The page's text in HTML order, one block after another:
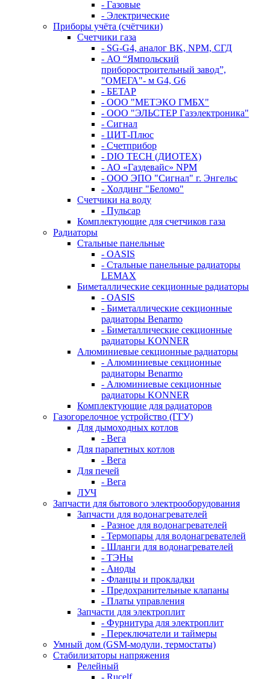
- Газовые
- Электрические
Приборы учёта (счётчики)
Счетчики газа
- SG-G4, аналог BK, NPM, СГД
- АО “Ямпольский
приборостроительный завод”,
"ОМЕГА"- м G4, G6
- БЕТАР
- ООО "МЕТЭКО ГМБХ"
- ООО "ЭЛЬСТЕР Газэлектроника"
- Сигнал
- ЦИТ-Плюс
- Счетприбор
- DIO TECH (ДИОТЕХ)
- АО «Газдевайс» NPM
- ООО ЭПО "Сигнал" г. Энгельс
- Холдинг "Беломо"
Счетчики на воду
- Пульсар
Комплектующие для счетчиков газа
Радиаторы
Стальные панельные
- OASIS
- Стальные панельные радиаторы
LEMAX
Биметаллические секционные радиаторы
- OASIS
- Биметаллические секционные
радиаторы Benarmo
- Биметаллические секционные
радиаторы KONNER
Алюминиевые секционные радиаторы
- Алюминиевые секционные
радиаторы Benarmo
- Алюминиевые секционные
радиаторы KONNER
Комплектующие для радиаторов
Газогорелочное устройство (ГГУ)
Для дымоходных котлов
- Вега
Для парапетных котлов
- Вега
Для печей
- Вега
ЛУЧ
Запчасти для бытового электрооборудования
Запчасти для водонагревателей
- Разное для водонагревателей
- Термопары для водонагревателей
- Шланги для водонагревателей
- ТЭНы
- Аноды
- Фланцы и прокладки
- Предохранительные клапаны
- Платы управления
Запчасти для электроплит
- Фурнитура для электроплит
- Переключатели и таймеры
Умный дом (GSM-модули, термостаты)
Cтабилизаторы напряжения
Релейный
- Rucelf